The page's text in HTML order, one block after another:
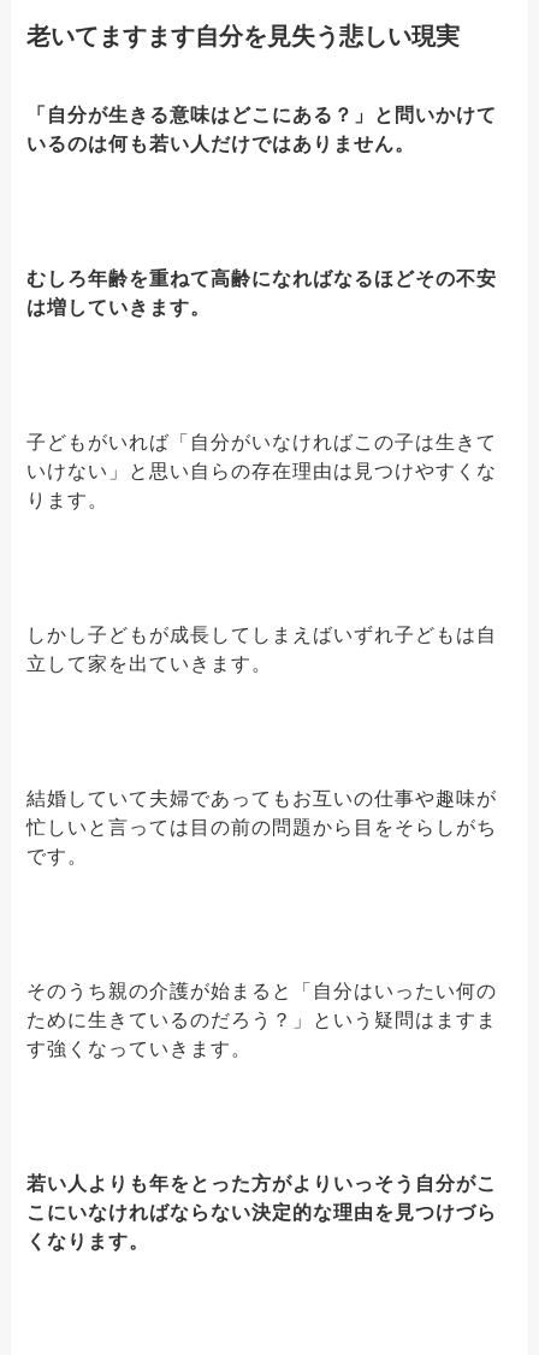
老いてますます自分を見失う悲しい現実
「自分が生きる意味はどこにある？」と問いかけて
いるのは何も若い人だけではありません。
むしろ年齢を重ねて高齢になればなるほどその不安
は増していきます。
子どもがいれば「自分がいなければこの子は生きて
いけない」と思い自らの存在理由は見つけやすくな
ります。
しかし子どもが成長してしまえばいずれ子どもは自
立して家を出ていきます。
結婚していて夫婦であってもお互いの仕事や趣味が
忙しいと言っては目の前の問題から目をそらしがち
です。
そのうち親の介護が始まると「自分はいったい何の
ために生きているのだろう？」という疑問はますま
す強くなっていきます。
若い人よりも年をとった方がよりいっそう自分がこ
こにいなければならない決定的な理由を見つけづら
くなります。